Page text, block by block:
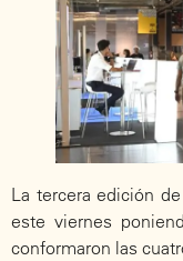
La tercera edición de
este viernes
conformaron las